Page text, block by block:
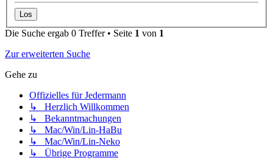
Die Suche ergab 0 Treffer • Seite 1 von 1
Zur erweiterten Suche
Gehe zu
Offizielles für Jedermann
↳ Herzlich Willkommen
↳ Bekanntmachungen
↳ Mac/Win/Lin-HaBu
↳ Mac/Win/Lin-Neko
↳ Übrige Programme